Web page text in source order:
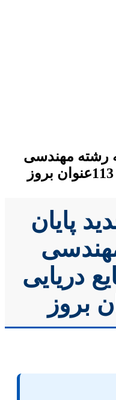
رشته مهندسی
پایان
دریایی